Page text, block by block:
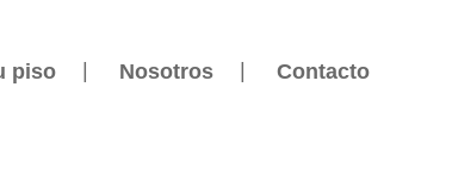
piso Nosotros Contacto